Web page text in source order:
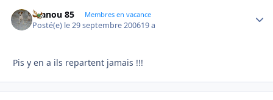
manou 85 Membres en vacance
Posté(e) le 29 septembre 200619 a
Pis y en a ils repartent jamais !!!